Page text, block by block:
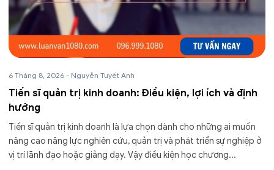
6 Tháng 8, 2026 - Nguyễn Tuyết Anh
Tiến sĩ quản trị kinh doanh: Điều kiện, lợi ích và định
hướng
Tiến sĩ quản trị kinh doanh là lựa chọn dành cho những ai muốn
nâng cao năng lực nghiên cứu, quản trị và phát triển sự nghiệp ở
vị trí lãnh đạo hoặc giảng dạy. Vậy điều kiện học chương...